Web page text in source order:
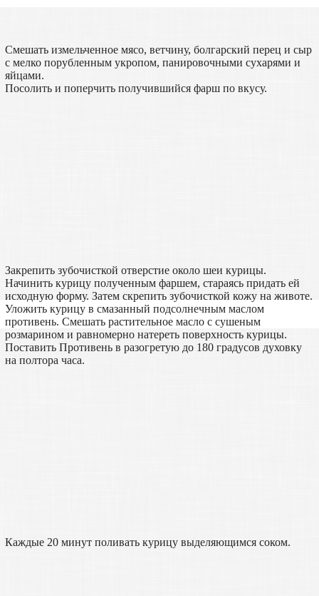
Смешать измельченное мясо, ветчину, болгарский перец и сыр
с мелко порубленным укропом, панировочными сухарями и
яйцами.
Посолить и поперчить получившийся фарш по вкусу.
Закрепить зубочисткой отверстие около шеи курицы.
Начинить курицу полученным фаршем, стараясь придать ей
исходную форму. Затем скрепить зубочисткой кожу на животе.
Уложить курицу в смазанный подсолнечным маслом
противень. Смешать растительное масло с сушеным
розмарином и равномерно натереть поверхность курицы.
Поставить Противень в разогретую до 180 градусов духовку
на полтора часа.
Каждые 20 минут поливать курицу выделяющимся соком.